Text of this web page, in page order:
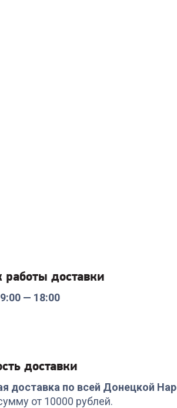
работы доставки
— 18:00
доставки
доставка по всей Донецкой
от 10000 рублей.